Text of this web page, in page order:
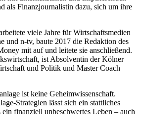
als Finanzjournalistin dazu, sich um ihre
viele Jahre für Wirtschaftsmedien
und n-tv, baute 2017 die Redaktion des
mit auf und leitete sie anschließend.
ist Absolventin der Kölner
und Politik und Master Coach
ist keine Geheimwissenschaft.
Strategien lässt sich ein stattliches
ein finanziell unbeschwertes Leben – auch